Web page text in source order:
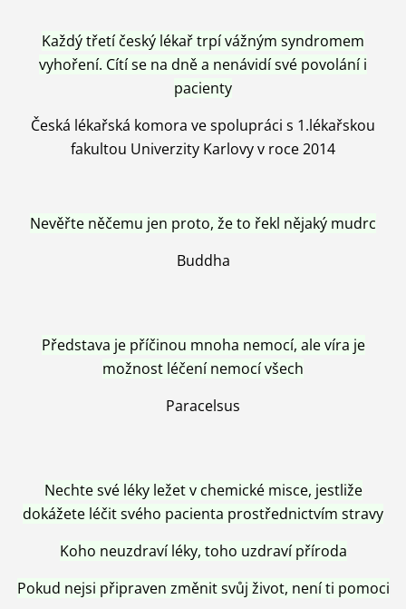
Každý třetí český lékař trpí vážným syndromem
vyhoření. Cítí se na dně a nenávidí své povolání i
pacienty
Česká lékařská komora ve spolupráci s 1.lékařskou
fakultou Univerzity Karlovy v roce 2014
Nevěřte něčemu jen proto, že to řekl nějaký mudrc
Buddha
Představa je příčinou mnoha nemocí, ale víra je
možnost léčení nemocí všech
Paracelsus
Nechte své léky ležet v chemické misce, jestliže
dokážete léčit svého pacienta prostřednictvím stravy
Koho neuzdraví léky, toho uzdraví příroda
Pokud nejsi připraven změnit svůj život, není ti pomoci